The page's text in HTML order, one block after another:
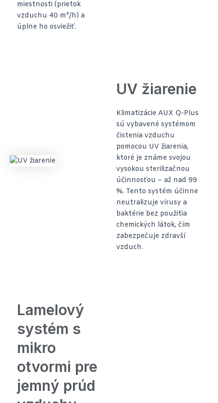
miestnosti (prietok
vzduchu 40 m³/h) a
úplne ho osviežiť.
UV žiarenie
Klimatizácie AUX Q-Plus
sú vybavené systémom
čistenia vzduchu
pomocou UV žiarenia,
ktoré je známe svojou
vysokou sterilizačnou
účinnosťou – až nad 99
%. Tento systém účinne
neutralizuje vírusy a
baktérie bez použitia
chemických látok, čím
zabezpečuje zdravší
vzduch.
Lamelový
systém s
mikro
otvormi pre
jemný prúd